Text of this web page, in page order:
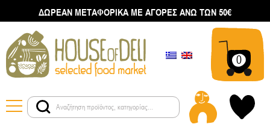
ΔΩΡΕΑΝ ΜΕΤΑΦΟΡΙΚΑ ΜΕ ΑΓΟΡΕΣ ΑΝΩ ΤΩΝ 50€
0